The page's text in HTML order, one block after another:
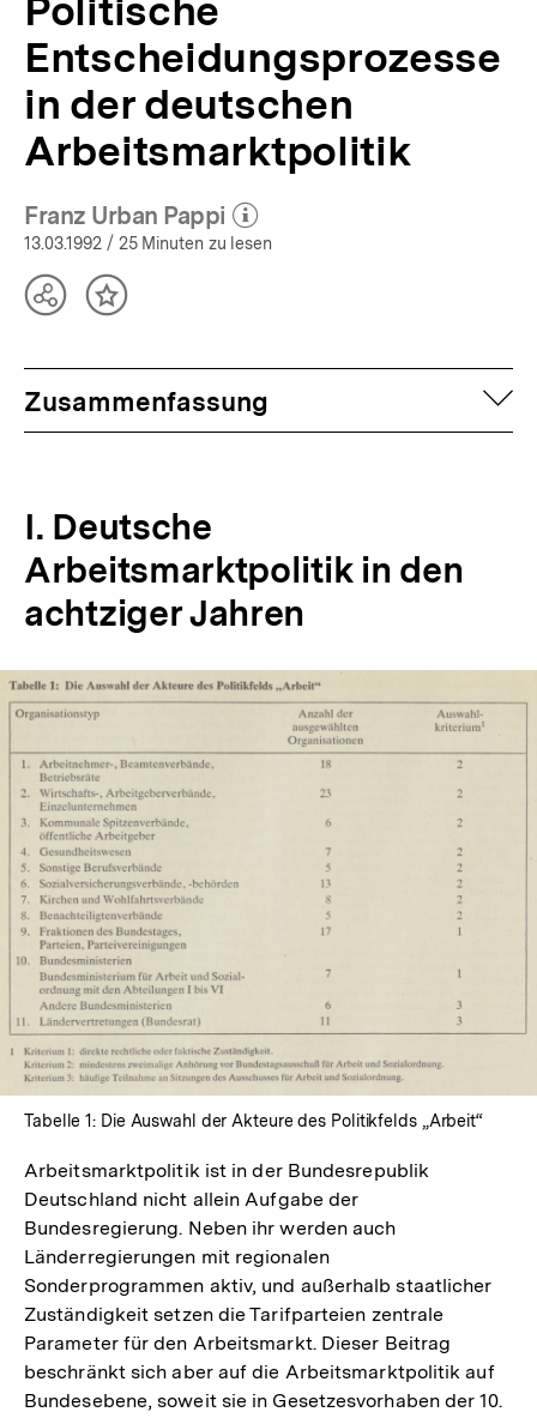
Politische
Entscheidungsprozesse
in der deutschen
Arbeitsmarktpolitik
Franz Urban Pappi
(Mehr zum Autor)
öffnen
13.03.1992 / 25 Minuten zu lesen
TeilenInhalt
Zusammenfassung
I. Deutsche
Arbeitsmarktpolitik in den
achtziger Jahren
Lightbox
öffnen
Tabelle 1: Die Auswahl der Akteure des Politikfelds „Arbeit“
Arbeitsmarktpolitik ist in der Bundesrepublik
Deutschland nicht allein Aufgabe der
Bundesregierung. Neben ihr werden auch
Länderregierungen mit regionalen
Sonderprogrammen aktiv, und außerhalb staatlicher
Zuständigkeit setzen die Tarifparteien zentrale
Parameter für den Arbeitsmarkt. Dieser Beitrag
beschränkt sich aber auf die Arbeitsmarktpolitik auf
Bundesebene, soweit sie in Gesetzesvorhaben der 10.